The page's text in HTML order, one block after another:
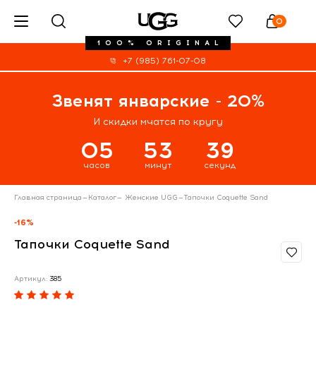
100% ORIGINAL
0
+7 (985) 761-07-08
Звенят январские - 20%
И скидки мчатся по кругу
05
часов
53
минут
39
секунд
Главная страница— Каталог— Женские UGG—Тапочки Coquette Sand
-16%
Тапочки Coquette Sand
Артикул: 385